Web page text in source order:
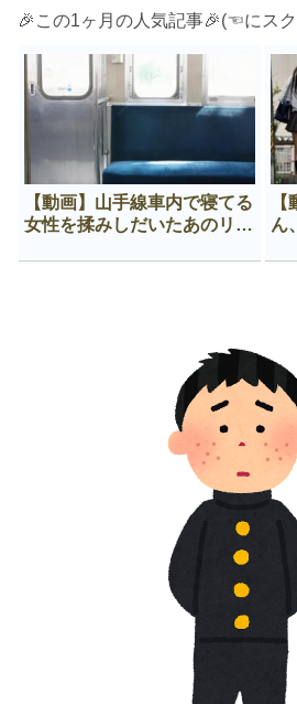
🎉この1ヶ月の人気記事🎉(☜にス
【動画】山手線車内で寝てる
女性を揉みしだいたあのリー
ん